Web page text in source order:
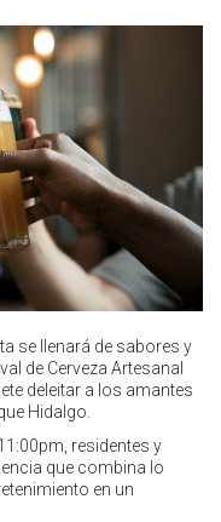
se llenará de sabores y
de Cerveza Artesanal
deleitar a los amantes
Hidalgo.
residentes y
que combina lo
en un